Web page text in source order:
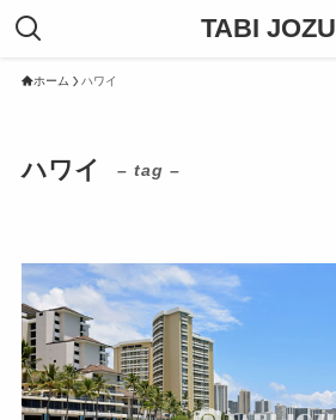
TABI JOZU
ホーム ハワイ
ハワイ – tag –